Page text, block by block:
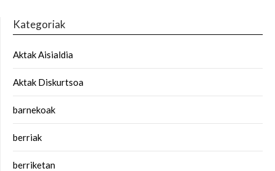
Kategoriak
Aktak Aisialdia
Aktak Diskurtsoa
barnekoak
berriak
berriketan